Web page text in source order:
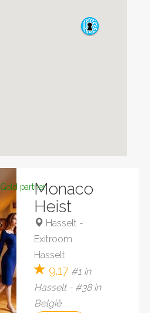
Gold partnerMonaco
Heist
Hasselt -
Exitroom
Hasselt
9.17 #1 in
Hasselt - #38 in
België